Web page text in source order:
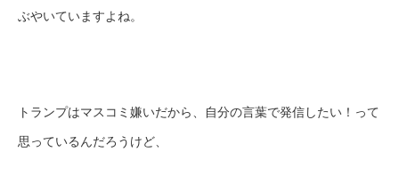
ぶやいていますよね。
トランプはマスコミ嫌いだから、自分の言葉で発信したい！って
思っているんだろうけど、